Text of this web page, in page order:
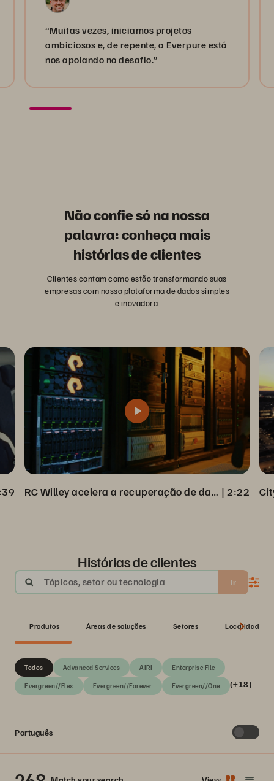
“Muitas vezes, iniciamos projetos
ambiciosos e, de repente, a Everpure está
nos apoiando no desafio.”
Não confie só na nossa
palavra: conheça mais
histórias de clientes
Clientes contam como estão transformando suas
empresas com nossa plataforma de dados simples
e inovadora.
RC Willey acelera a recuperação de dados completa com o Veeam Backup | 2:22
Histórias de clientes
Tópicos, setor ou tecnologia Ir
Produtos Áreas de soluções Setores Localidades
Todos Advanced Services AIRI Enterprise File
Evergreen//Flex Evergreen//Forever Evergreen//One (+18)
Português